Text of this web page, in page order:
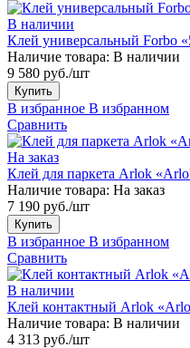
В наличии
Клей универсальный Forbo
Наличие товара: В наличии
9 580 руб./шт
Купить
В избранное В избранном
Сравнить
На заказ
Клей для паркета Arlok
Наличие товара: На заказ
7 190 руб./шт
Купить
В избранное В избранном
Сравнить
В наличии
Клей контактный Arlok
Наличие товара: В наличии
4 313 руб./шт